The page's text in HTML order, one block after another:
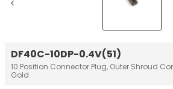
DF40C-10DP-0.4V(51)
10 Position Connector Plug, Outer Shroud
Gold